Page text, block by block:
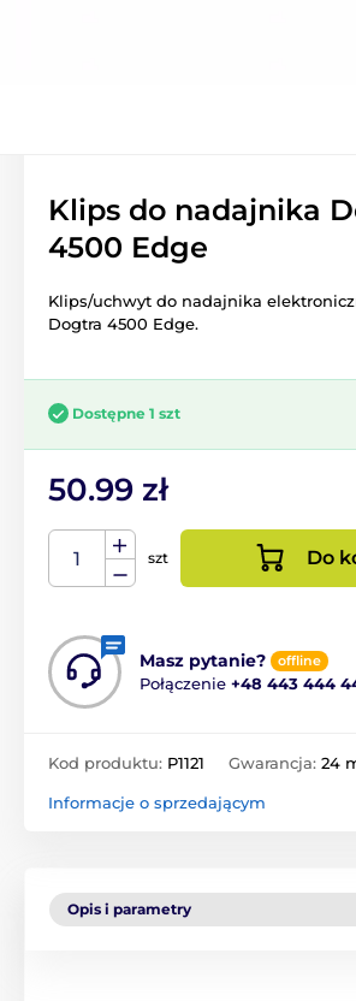
Klips do nadajnika
4500 Edge
Klips/uchwyt do nadajnika
Dogtra 4500 Edge.
Dostępne 1 szt
50.99 zł
szt Do
Masz pytanie? offline
Połączenie +48 443 444
Kod produktu: P1121 Gwarancja: 24
Informacje o sprzedającym
Opis i parametry